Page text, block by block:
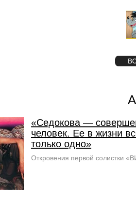
«Седокова —
человек. Ее в жизни
только одно»
Откровения первой солистки